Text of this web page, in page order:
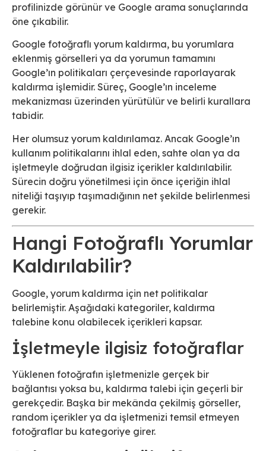
profilinizde görünür ve Google arama sonuçlarında
öne çıkabilir.
Google fotoğraflı yorum kaldırma, bu yorumlara
eklenmiş görselleri ya da yorumun tamamını
Google’ın politikaları çerçevesinde raporlayarak
kaldırma işlemidir. Süreç, Google’ın inceleme
mekanizması üzerinden yürütülür ve belirli kurallara
tabidir.
Her olumsuz yorum kaldırılamaz. Ancak Google’ın
kullanım politikalarını ihlal eden, sahte olan ya da
işletmeyle doğrudan ilgisiz içerikler kaldırılabilir.
Sürecin doğru yönetilmesi için önce içeriğin ihlal
niteliği taşıyıp taşımadığının net şekilde belirlenmesi
gerekir.
Hangi Fotoğraflı Yorumlar
Kaldırılabilir?
Google, yorum kaldırma için net politikalar
belirlemiştir. Aşağıdaki kategoriler, kaldırma
talebine konu olabilecek içerikleri kapsar.
İşletmeyle ilgisiz fotoğraflar
Yüklenen fotoğrafın işletmenizle gerçek bir
bağlantısı yoksa bu, kaldırma talebi için geçerli bir
gerekçedir. Başka bir mekânda çekilmiş görseller,
random içerikler ya da işletmenizi temsil etmeyen
fotoğraflar bu kategoriye girer.